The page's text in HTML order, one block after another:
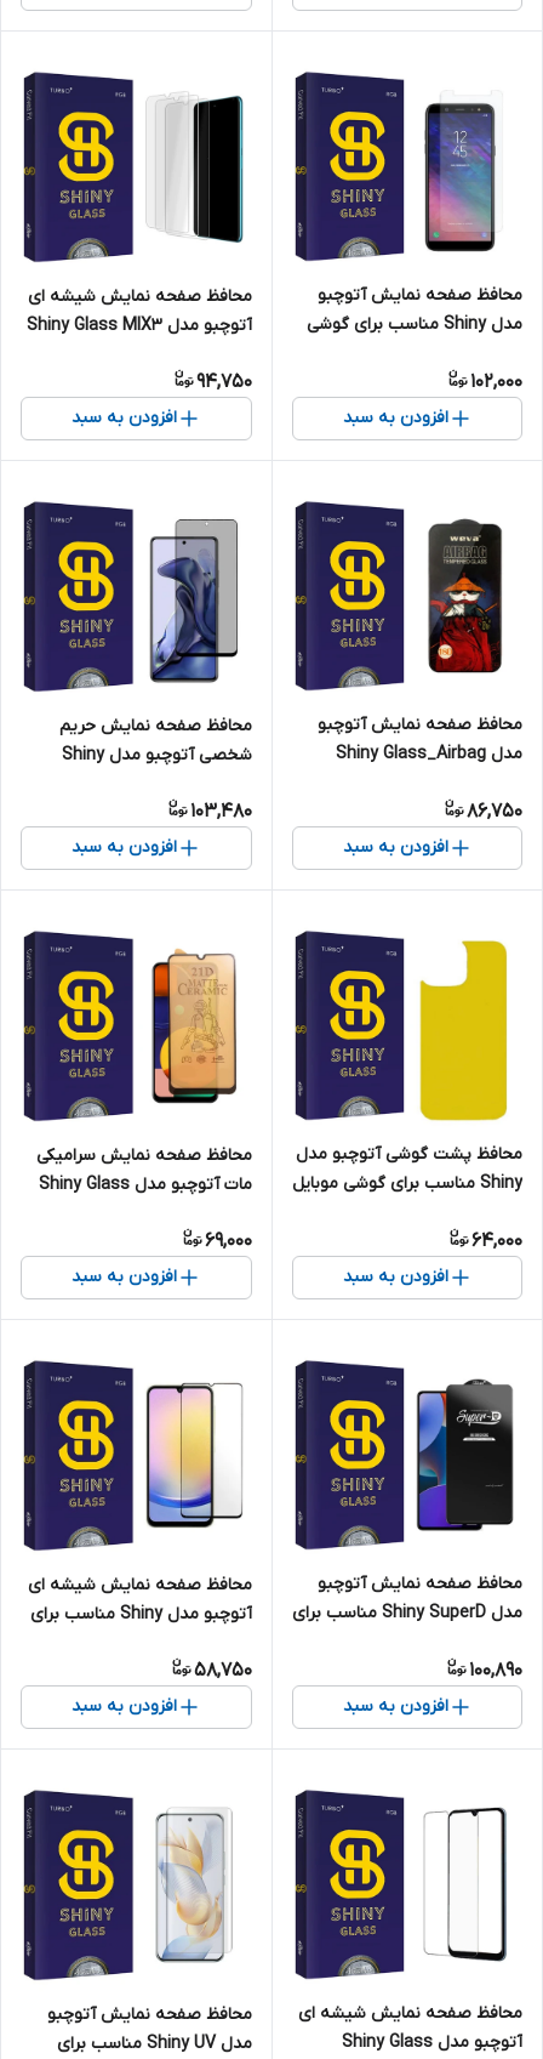
محافظ صفحه نمایش آتوچبو
مدل Shiny مناسب برای گوشی
Plus
102,000
افزودن به سبد
محافظ صفحه نمایش شیشه ای
آتوچبو مدل Shiny Glass MIX3
94,750
افزودن به سبد
محافظ صفحه نمایش آتوچبو
مدل Shiny Glass_Airbag
شیائومی Redmi note 10 4g
86,750
افزودن به سبد
محافظ صفحه نمایش حریم
شخصی آتوچبو مدل Shiny
شیائومی 11T Pro
103,480
افزودن به سبد
محافظ پشت گوشی آتوچبو مدل
Shiny مناسب برای گوشی موبایل
64,000
افزودن به سبد
محافظ صفحه نمایش سرامیکی
مات آتوچبو مدل Shiny Glass
Galaxy A50
69,000
افزودن به سبد
محافظ صفحه نمایش آتوچبو
مدل Shiny SuperD مناسب برای
Note 12 Pro Plus 5G
100,890
افزودن به سبد
محافظ صفحه نمایش شیشه ای
آتوچبو مدل Shiny مناسب برای
A15 5G/A15
58,750
افزودن به سبد
محافظ صفحه نمایش شیشه ای
آتوچبو مدل Shiny Glass
محافظ صفحه نمایش آتوچبو
مدل Shiny UV مناسب برای